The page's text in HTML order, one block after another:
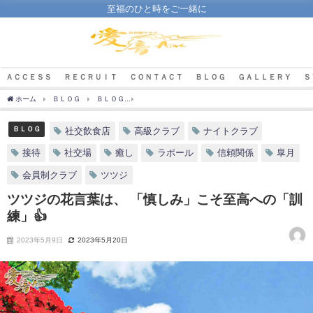
至福のひと時をご一緒に
ＡＣＣＥＳＳ ＲＥＣＲＵＩＴ ＣＯＮＴＡＣＴ ＢＬＯＧ ＧＡＬＬＥＲＹ
ホーム ＢＬＯＧ ＢＬＯＧ
ＢＬＯＧ 社交飲食店 高級クラブ ナイトクラブ
接待 社交場 癒し ラポール 信頼関係 皐月
会員制クラブ ツツジ
ツツジの花言葉は、 「慎しみ」こそ至高への「訓
練」👍
2023年5月9日 2023年5月20日